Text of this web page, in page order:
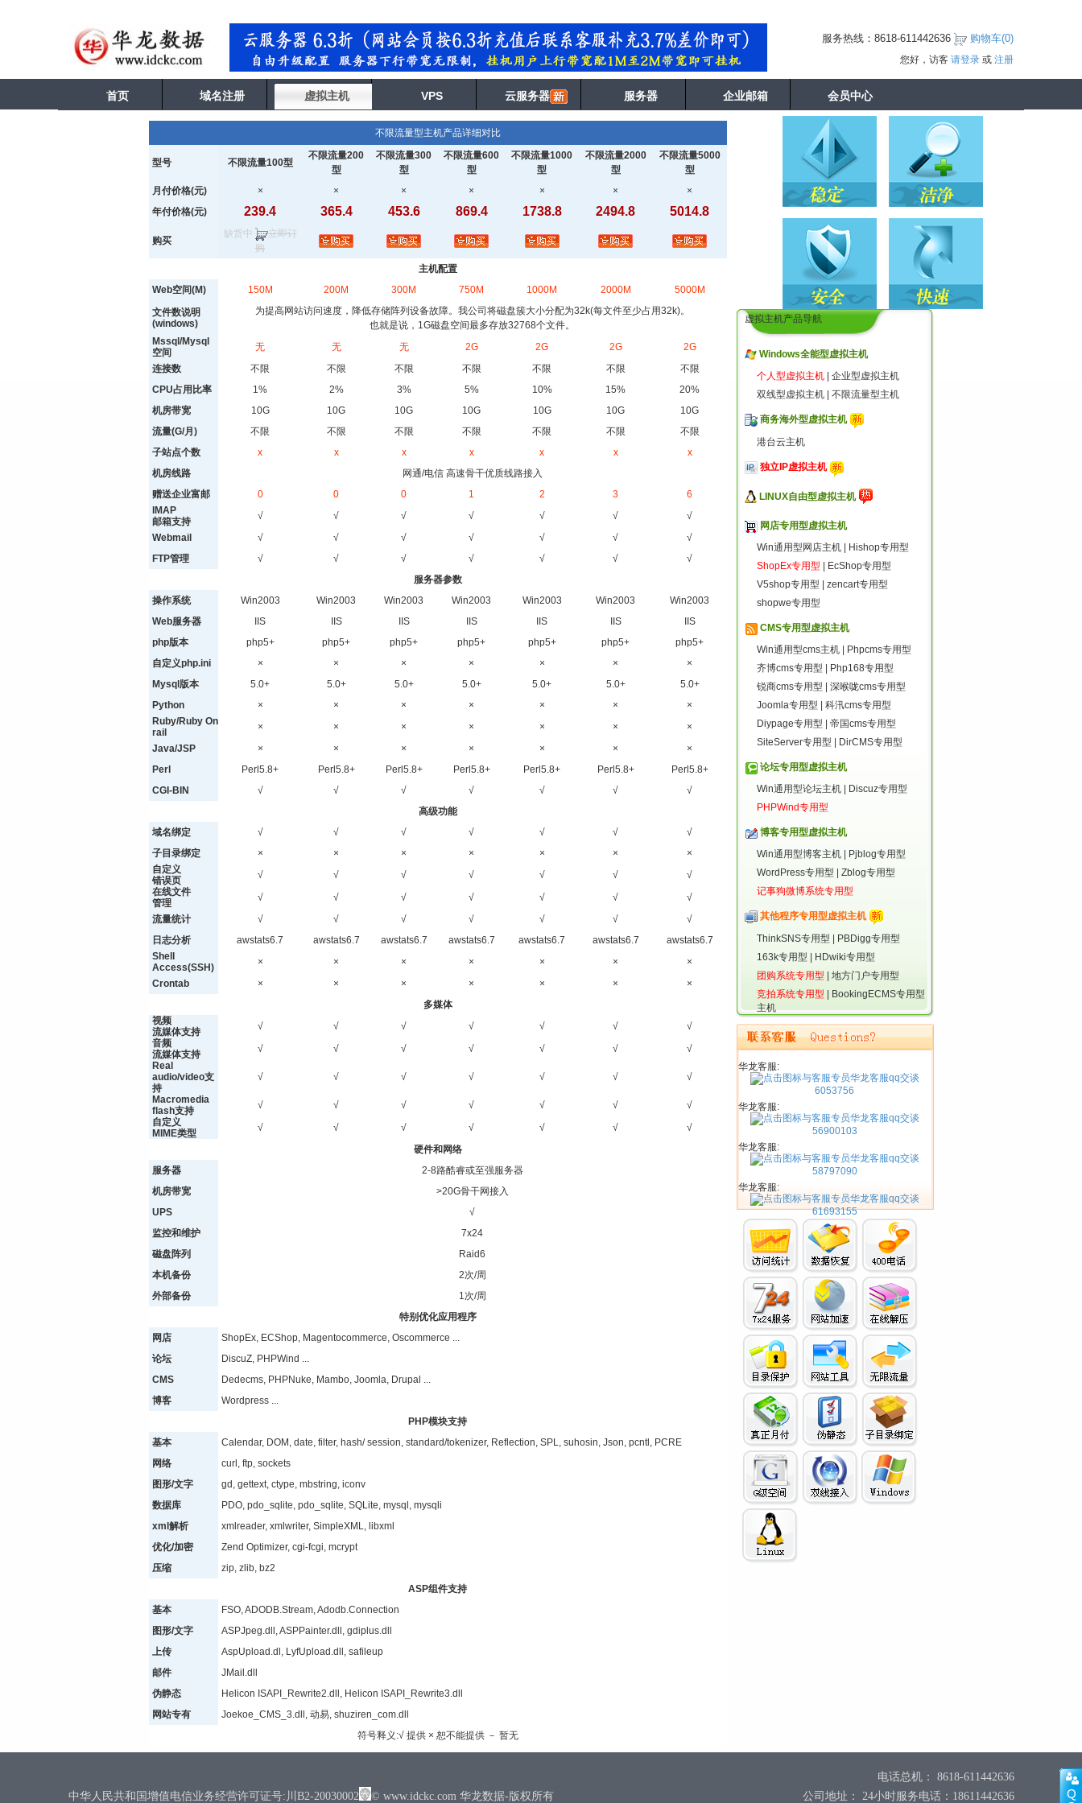
服务热线：8618-611442636 购物车(0)
您好，访客 请登录或 注册
首页 域名注册 虚拟主机 VPS 云服务器 服务器 企业邮箱 会员中心
不限流量型主机产品详细对比
型号 不限流量100型
不限流量200
型
不限流量300
型
不限流量600
型
不限流量1000
型
不限流量2000
型
不限流量5000
型
月付价格(元)
× × × × × ×
×
年付价格(元)
239.4 365.4 453.6 869.4 1738.8 2494.8 5014.8
购买
缺货中
立即订
购
主机配置
Web空间(M)
150M 200M 300M 750M 1000M 2000M
5000M
文件数说明
(windows)
为提高网站访问速度，降低存储阵列设备故障。我公司将磁盘簇大小分配为32k(每文件至少占用32k)。
也就是说，1G磁盘空间最多存放32768个文件。
Mssql/Mysql
空间
无 无 无 2G 2G 2G
2G
连接数
不限 不限 不限 不限 不限 不限
不限
CPU占用比率
1% 2% 3% 5% 10% 15%
20%
机房带宽
10G 10G 10G 10G 10G 10G
10G
流量(G/月)
不限 不限 不限 不限 不限 不限
不限
子站点个数
x x x x x x
x
机房线路
网通/电信 高速骨干优质线路接入
赠送企业富邮
0 0 0 1 2 3
6
IMAP
邮箱支持
√ √ √ √ √ √
√
Webmail
√ √ √ √ √ √
√
FTP管理
√ √ √ √ √ √
√
服务器参数
操作系统
Win2003 Win2003 Win2003 Win2003 Win2003 Win2003
Win2003
Web服务器
IIS IIS IIS IIS IIS IIS
IIS
php版本
php5+ php5+ php5+ php5+ php5+ php5+
php5+
自定义php.ini
× × × × × ×
×
Mysql版本
5.0+ 5.0+ 5.0+ 5.0+ 5.0+ 5.0+
5.0+
Python
× × × × × ×
×
Ruby/Ruby On
rail
× × × × × ×
×
Java/JSP
× × × × × ×
×
Perl
Perl5.8+ Perl5.8+ Perl5.8+ Perl5.8+ Perl5.8+ Perl5.8+
Perl5.8+
CGI-BIN
√ √ √ √ √ √
√
高级功能
域名绑定
√ √ √ √ √ √
√
子目录绑定
× × × × × ×
×
自定义
错误页
√ √ √ √ √ √
√
在线文件
管理
√ √ √ √ √ √
√
流量统计
√ √ √ √ √ √
√
日志分析
awstats6.7 awstats6.7 awstats6.7 awstats6.7 awstats6.7 awstats6.7
awstats6.7
Shell
Access(SSH)
× × × × × ×
×
Crontab
× × × × × ×
×
多媒体
视频
流媒体支持
√ √ √ √ √ √
√
音频
流媒体支持
√ √ √ √ √ √
√
Real
audio/video支
持
√ √ √ √ √ √
√
Macromedia
flash支持
√ √ √ √ √ √
√
自定义
MIME类型
√ √ √ √ √ √
√
硬件和网络
服务器
2-8路酷睿或至强服务器
机房带宽
>20G骨干网接入
UPS
√
监控和维护
7x24
磁盘阵列
Raid6
本机备份
2次/周
外部备份
1次/周
特别优化应用程序
网店
ShopEx, ECShop, Magentocommerce, Oscommerce ...
论坛
DiscuZ, PHPWind ...
CMS
Dedecms, PHPNuke, Mambo, Joomla, Drupal ...
博客
Wordpress ...
PHP模块支持
基本
Calendar, DOM, date, filter, hash/ session, standard/tokenizer, Reflection, SPL, suhosin, Json, pcntl, PCRE
网络
curl, ftp, sockets
图形/文字
gd, gettext, ctype, mbstring, iconv
数据库
PDO, pdo_sqlite, pdo_sqlite, SQLite, mysql, mysqli
xml解析
xmlreader, xmlwriter, SimpleXML, libxml
优化/加密
Zend Optimizer, cgi-fcgi, mcrypt
压缩
zip, zlib, bz2
ASP组件支持
基本
FSO, ADODB.Stream, Adodb.Connection
图形/文字
ASPJpeg.dll, ASPPainter.dll, gdiplus.dll
上传
AspUpload.dl, LyfUpload.dll, safileup
邮件
JMail.dll
伪静态
Helicon ISAPI_Rewrite2.dll, Helicon ISAPI_Rewrite3.dll
网站专有
Joekoe_CMS_3.dll, 动易, shuziren_com.dll
符号释义:√ 提供 × 恕不能提供 － 暂无
虚拟主机产品导航
Windows全能型虚拟主机
个人型虚拟主机| 企业型虚拟主机
双线型虚拟主机| 不限流量型主机
商务海外型虚拟主机
港台云主机
独立IP虚拟主机
LINUX自由型虚拟主机
网店专用型虚拟主机
Win通用型网店主机|
Hishop专用型
ShopEx专用型
EcShop专用型
V5shop专用型
zencart专用型
shopwe专用型
CMS专用型虚拟主机
Win通用型cms主机|
Phpcms专用型
齐博cms专用型
Php168专用型
锐商cms专用型
深喉咙cms专用型
Joomla专用型
科汛cms专用型
Diypage专用型
帝国cms专用型
SiteServer专用型
DirCMS专用型
论坛专用型虚拟主机
Win通用型论坛主机|
Discuz专用型
PHPWind专用型
博客专用型虚拟主机
Win通用型博客主机|
Pjblog专用型
WordPress专用型
Zblog专用型
记事狗微博系统专用型
其他程序专用型虚拟主机
ThinkSNS专用型
PBDigg专用型
163k专用型
HDwiki专用型
团购系统专用型
地方门户专用型
竞拍系统专用型
BookingECMS专用型
主机
华龙客服:
6053756
华龙客服:
56900103
华龙客服:
58797090
华龙客服:
61693155
中华人民共和国增值电信业务经营许可证号:川B2-20030002 © www.idckc.com 华龙数据-版权所有
电话总机： 8618-611442636
公司地址： 24小时服务电话：18611442636